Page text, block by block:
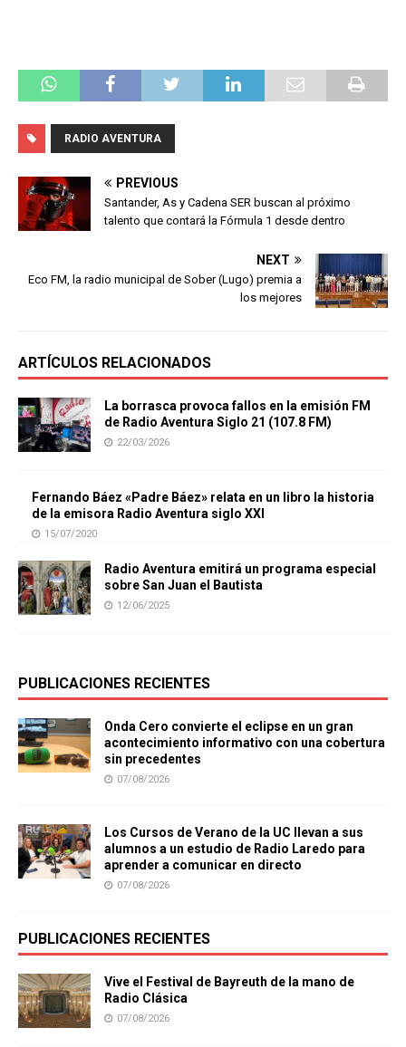
RADIO AVENTURA
PREVIOUS
Santander, As y Cadena SER buscan al próximo
talento que contará la Fórmula 1 desde dentro
NEXT
Eco FM, la radio municipal de Sober (Lugo) premia a
los mejores
ARTÍCULOS RELACIONADOS
La borrasca provoca fallos en la emisión FM
de Radio Aventura Siglo 21 (107.8 FM)
22/03/2026
Fernando Báez «Padre Báez» relata en un libro la historia
de la emisora Radio Aventura siglo XXI
15/07/2020
Radio Aventura emitirá un programa especial
sobre San Juan el Bautista
12/06/2025
PUBLICACIONES RECIENTES
Onda Cero convierte el eclipse en un gran
acontecimiento informativo con una cobertura
sin precedentes
07/08/2026
Los Cursos de Verano de la UC llevan a sus
alumnos a un estudio de Radio Laredo para
aprender a comunicar en directo
07/08/2026
PUBLICACIONES RECIENTES
Vive el Festival de Bayreuth de la mano de
Radio Clásica
07/08/2026